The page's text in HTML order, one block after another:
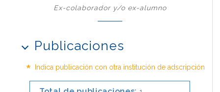
Ex-colaborador y/o ex-alumno
Publicaciones
* Indica publicación con otra institución de adscripción